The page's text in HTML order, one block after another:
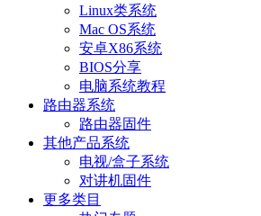
Linux类系统
Mac OS系统
安卓X86系统
BIOS分享
电脑系统教程
路由器系统
路由器固件
其他产品系统
电视/盒子系统
对讲机固件
更多类目